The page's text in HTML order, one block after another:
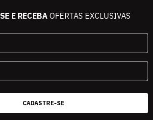
E RECEBAOFERTAS EXCLUSIVAS